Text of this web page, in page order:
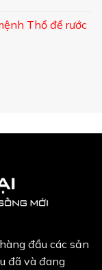
Thổ để rước
đầu các sản
đã và đang